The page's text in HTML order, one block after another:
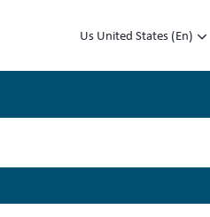
Us United States (En)